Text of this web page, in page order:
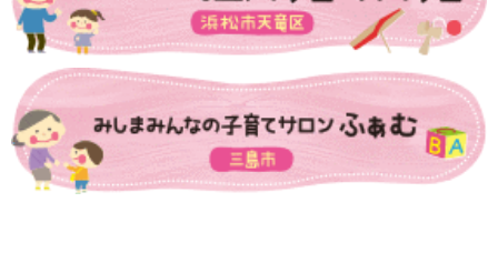
県の取組
児童手当の支給について
“あいのうた”短歌コンテスト受賞作品
短歌っておもしろい！俵万智×田中章義 あいのうたを語る（令
和元年度）